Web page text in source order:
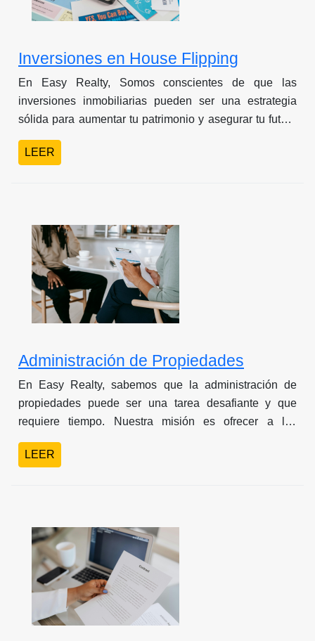
Inversiones en House Flipping
En Easy Realty, Somos conscientes de que las
inversiones inmobiliarias pueden ser una estrategia
sólida para aumentar tu patrimonio y asegurar tu futuro
financiero. Nuestra misión es ser tu socio de confianza
en el mercado inmobiliario de Panamá, brindándote
LEER
Administración de Propiedades
En Easy Realty, sabemos que la administración de
propiedades puede ser una tarea desafiante y que
requiere tiempo. Nuestra misión es ofrecer a los
propietarios de bienes raíces en Panamá un servicio
completo y de alta calidad que les permita disfrutar de
LEER